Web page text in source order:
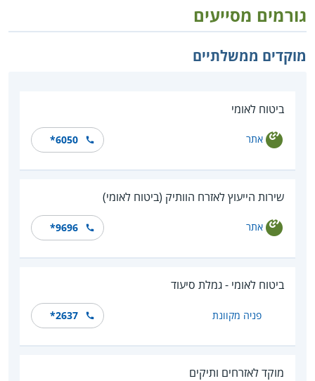
גורמים מסייעים
מוקדים ממשלתיים
ביטוח לאומי
אתר *6050
שירות הייעוץ לאזרח הוותיק (ביטוח לאומי)
אתר *9696
ביטוח לאומי - גמלת סיעוד
פניה מקוונת *2637
מוקד לאזרחים ותיקים